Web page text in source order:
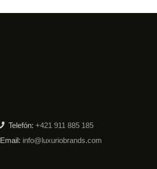
Telefón: +421 911 885 185
Email: info@luxuriobrands.com